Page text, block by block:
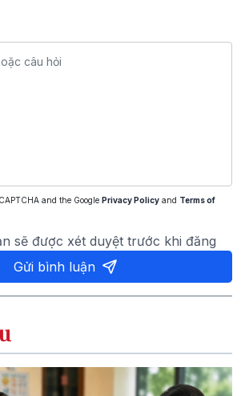
and the Google Privacy Policy and Terms of
sẽ được xét duyệt trước khi đăng
Gửi bình luận